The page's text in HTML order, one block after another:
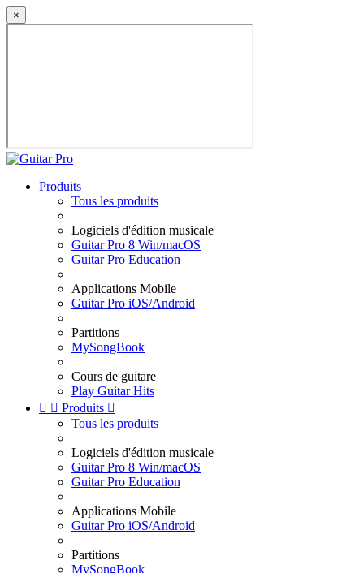
×
Produits
Tous les produits
Logiciels d'édition musicale
Guitar Pro 8 Win/macOS
Guitar Pro Education
Applications Mobile
Guitar Pro iOS/Android
Partitions
MySongBook
Cours de guitare
Play Guitar Hits
  Produits 
Tous les produits
Logiciels d'édition musicale
Guitar Pro 8 Win/macOS
Guitar Pro Education
Applications Mobile
Guitar Pro iOS/Android
Partitions
MySongBook